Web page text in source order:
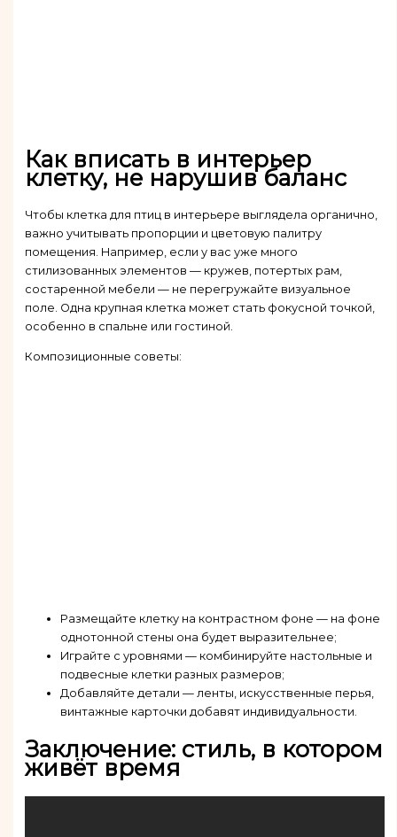
Как вписать в интерьер
клетку, не нарушив баланс
Чтобы клетка для птиц в интерьере выглядела органично,
важно учитывать пропорции и цветовую палитру
помещения. Например, если у вас уже много
стилизованных элементов — кружев, потертых рам,
состаренной мебели — не перегружайте визуальное
поле. Одна крупная клетка может стать фокусной точкой,
особенно в спальне или гостиной.
Композиционные советы:
Размещайте клетку на контрастном фоне — на фоне
однотонной стены она будет выразительнее;
Играйте с уровнями — комбинируйте настольные и
подвесные клетки разных размеров;
Добавляйте детали — ленты, искусственные перья,
винтажные карточки добавят индивидуальности.
Заключение: стиль, в котором
живёт время